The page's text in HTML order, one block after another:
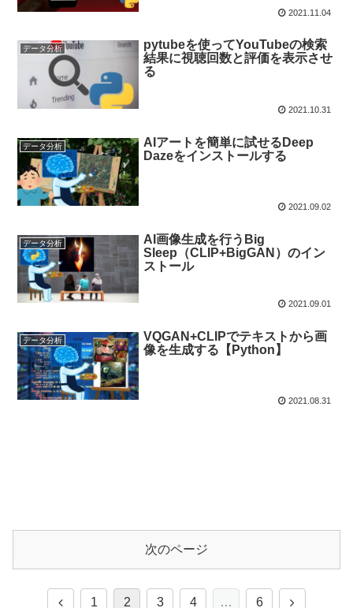
2021.11.04
データ分析
pytubeを使ってYouTubeの検索
結果に視聴回数と評価を表示させ
る
2021.10.31
データ分析
AIアートを簡単に試せるDeep
Dazeをインストールする
2021.09.02
データ分析
AI画像生成を行うBig
Sleep（CLIP+BigGAN）のイン
ストール
2021.09.01
データ分析
VQGAN+CLIPでテキストから画
像を生成する【Python】
2021.08.31
次のページ
1 2 3 4 … 6